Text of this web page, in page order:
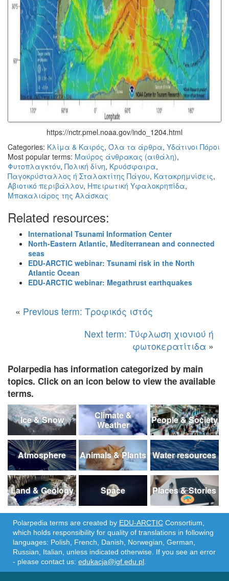
https://nctr.pmel.noaa.gov/indo_1204.html
Categories: Κλίμα & Καιρός, Όλα τα άρθρα, Υδάτινοι Πόροι
Most popular terms: Μαύρος άνθρακας (αιθάλη),
Φυτοπλαγκτόν, Πολική δίνη, Κρυόσφαιρα,
Παγοκρύσταλλος ή Σταλακτίτης Πάγου, Κατακρημνίσεις,
Αβιοτικό περιβάλλον, Ηπειρωτική Υφαλοκρηπίδα,
Μπακαλιάρος της Αλάσκας
Related resources:
International Tsunami Information Center
North-Eastern Atlantic, Mediterranean and connected
seas
EDU-ARCTIC webinar: Tsunami risk in the North
Atlantic Ocean
EDU-ARCTIC webinar: Megathrust earthquakes
« Previous term: Τροφικός ιστός
Next term: Τύφλωση χιονιού ή
φωτοκερατίτιδα »
Polarpedia has information categorized by main
topics. Click on an icon below to view the available
terms.
Ice & Snow
Climate &
Weather
People & Society
Atmosphere Animals & Plants Water resources
Land & Geology Space Places & Stories
Polarpedia terms are created by EDU-ARCTIC Consortium,
which holds responsibility for quality of translations in following
languages: Polish, French, Danish, Norwegian, German,
Russian, Italian, unless indicated otherwise. If you see an error
- please contact us: edukacja@igf.edu.pl